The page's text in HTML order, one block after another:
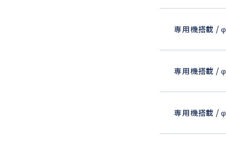
専用機搭載 /
専用機搭載 /
専用機搭載 /